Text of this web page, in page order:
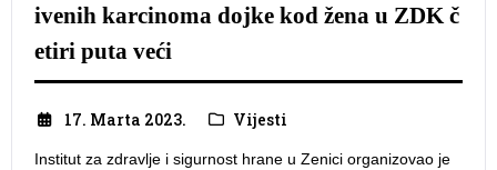
ivenih karcinoma dojke kod žena u ZDK č
etiri puta veći
17. Marta 2023. Vijesti
Institut za zdravlje i sigurnost hrane u Zenici organizovao je